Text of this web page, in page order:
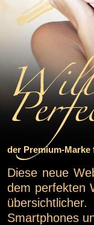
der Premium-
Diese neue
dem perfekten
Smartphones